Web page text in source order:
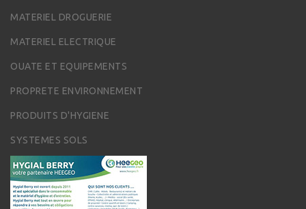
MATERIEL DROGUERIE
MATERIEL ELECTRIQUE
OUATE ET EQUIPEMENTS
PROPRETE ENVIRONNEMENT
PRODUITS D'HYGIENE
SYSTEMES SOLS